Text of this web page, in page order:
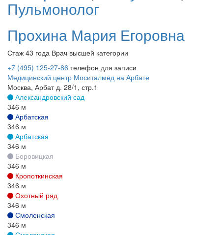
Пульмонолог
Прохина Мария Егоровна
Стаж 43 года Врач высшей категории
+7 (495) 125-27-86 телефон для записи
Медицинский центр Моситалмед на Арбате
Москва, Арбат д. 28/1, стр.1
Александровский сад
346 м
Арбатская
346 м
Арбатская
346 м
Боровицкая
346 м
Кропоткинская
346 м
Охотный ряд
346 м
Смоленская
346 м